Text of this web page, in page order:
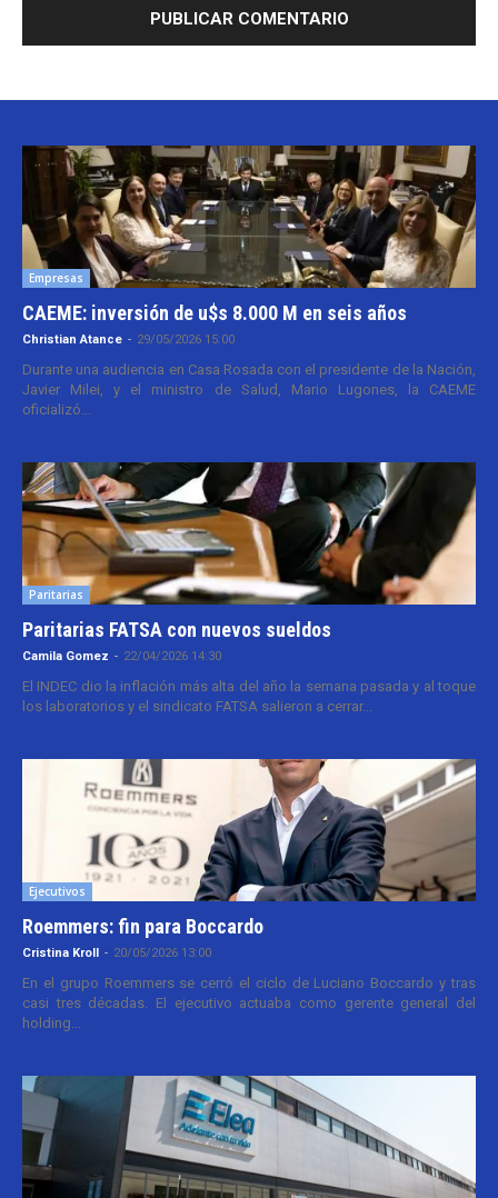
Empresas
CAEME: inversión de u$s 8.000 M en seis años
Christian Atance - 29/05/2026 15:00
Durante una audiencia en Casa Rosada con el presidente de la Nación,
Javier Milei, y el ministro de Salud, Mario Lugones, la CAEME
oficializó...
Paritarias
Paritarias FATSA con nuevos sueldos
Camila Gomez - 22/04/2026 14:30
El INDEC dio la inflación más alta del año la semana pasada y al toque
los laboratorios y el sindicato FATSA salieron a cerrar...
Ejecutivos
Roemmers: fin para Boccardo
Cristina Kroll - 20/05/2026 13:00
En el grupo Roemmers se cerró el ciclo de Luciano Boccardo y tras
casi tres décadas. El ejecutivo actuaba como gerente general del
holding...